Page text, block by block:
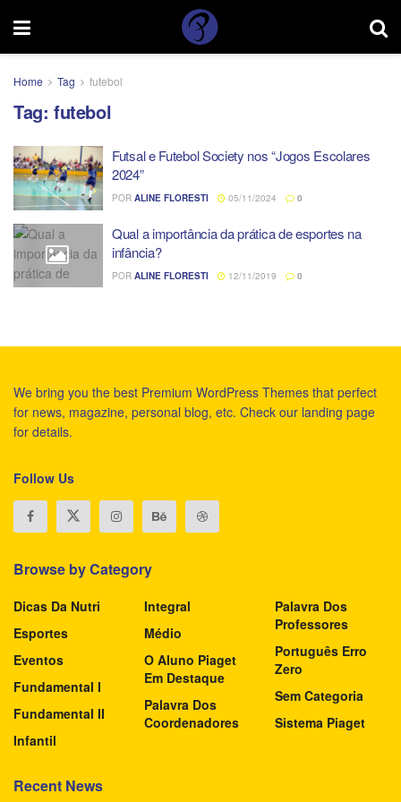
Home Tag futebol
Tag: futebol
Futsal e Futebol Society nos “Jogos Escolares
2024”
POR ALINE FLORESTI 05/11/2024 0
Qual a importância da prática de esportes na
infância?
POR ALINE FLORESTI 12/11/2019 0
We bring you the best Premium WordPress Themes that perfect
for news, magazine, personal blog, etc. Check our landing page
for details.
Follow Us
Browse by Category
Dicas Da Nutri
Esportes
Eventos
Fundamental I
Fundamental II
Infantil
Integral
Médio
O Aluno Piaget
Em Destaque
Palavra Dos
Coordenadores
Palavra Dos
Professores
Português Erro
Zero
Sem Categoria
Sistema Piaget
Recent News